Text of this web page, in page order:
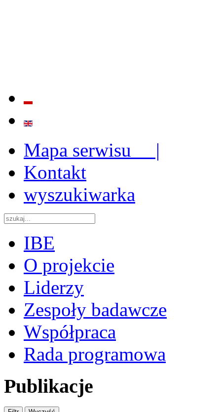
Mapa serwisu |
Kontakt
wyszukiwarka
IBE
O projekcie
Liderzy
Zespoły badawcze
Współpraca
Rada programowa
Publikacje